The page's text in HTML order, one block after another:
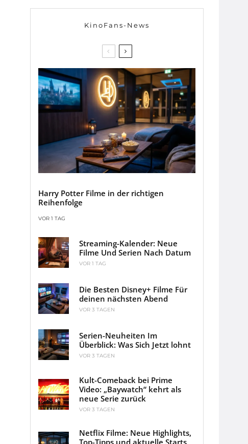
KinoFans-News
Harry Potter Filme in der richtigen
Reihenfolge
VOR 1 TAG
Streaming-Kalender: Neue
Filme Und Serien Nach Datum
VOR 1 TAG
Die Besten Disney+ Filme Für
deinen nächsten Abend
VOR 3 TAGEN
Serien-Neuheiten Im
Überblick: Was Sich Jetzt lohnt
VOR 3 TAGEN
Kult-Comeback bei Prime
Video: „Baywatch“ kehrt als
neue Serie zurück
VOR 3 TAGEN
Netflix Filme: Neue Highlights,